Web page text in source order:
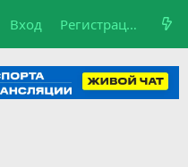
Вход Регистрация